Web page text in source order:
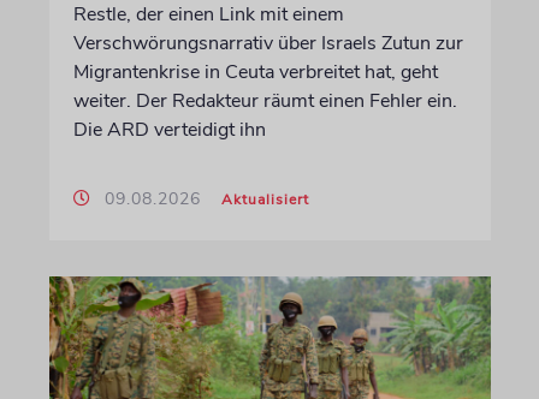
Restle, der einen Link mit einem
Verschwörungsnarrativ über Israels Zutun zur
Migrantenkrise in Ceuta verbreitet hat, geht
weiter. Der Redakteur räumt einen Fehler ein.
Die ARD verteidigt ihn
09.08.2026 Aktualisiert